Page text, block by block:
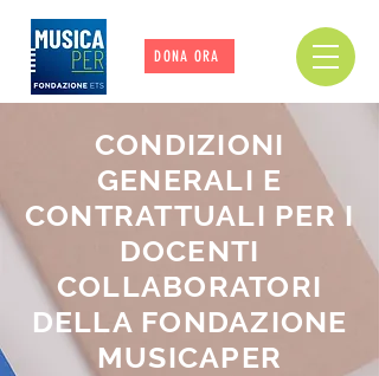
DONA ORA
CONDIZIONI
GENERALI E
CONTRATTUALI PER I
DOCENTI
COLLABORATORI
DELLA FONDAZIONE
MUSICAPER